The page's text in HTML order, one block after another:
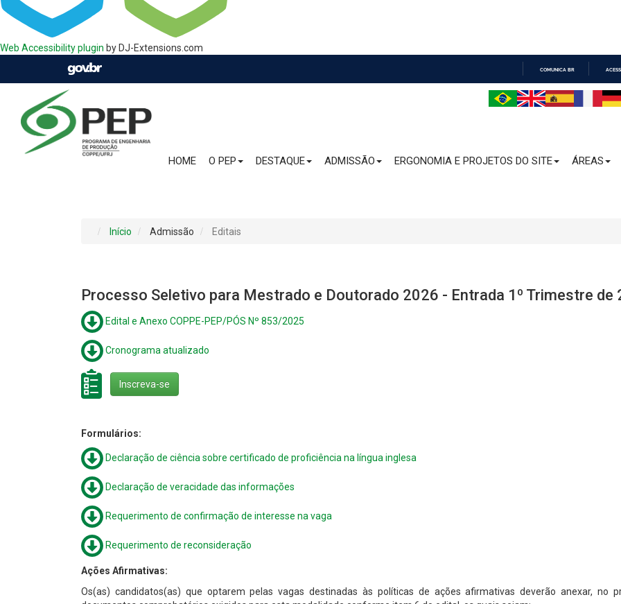
Web Accessibility plugin by DJ-Extensions.com
COMUNICA BR
HOME O PEP DESTAQUE ADMISSÃO ERGONOMIA E PROJETOS DO SITE ÁREAS
Início Admissão Editais
Processo Seletivo para Mestrado e Doutorado 2026 - Entrada 1º Trimestre de
Edital e Anexo COPPE-PEP/PÓS Nº 853/2025
Cronograma atualizado
Inscreva-se
Formulários:
Declaração de ciência sobre certificado de proficiência na língua inglesa
Declaração de veracidade das informações
Requerimento de confirmação de interesse na vaga
Requerimento de reconsideração
Ações Afirmativas:
Os(as) candidatos(as) que optarem pelas vagas destinadas às políticas de ações afirmativas deverão anexar, no